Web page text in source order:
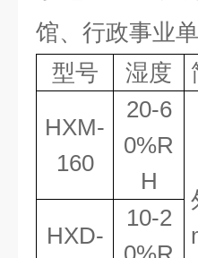
馆、行政事业单
型号
湿度
HXM-
160
20-6
0%R
H
HXD-
10-2